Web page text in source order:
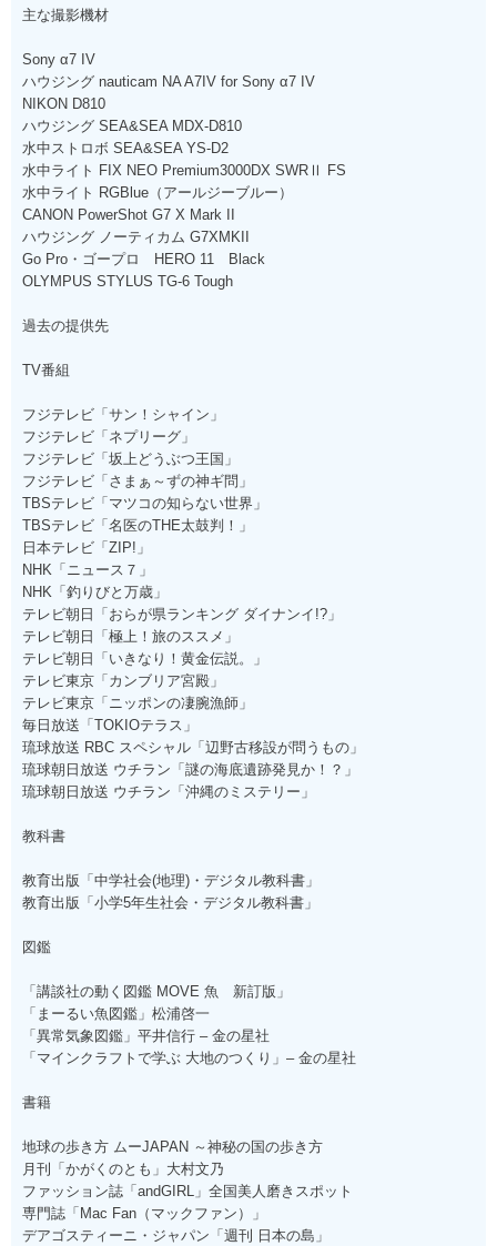
主な撮影機材
Sony α7 IV
ハウジング nauticam NA A7IV for Sony α7 IV
NIKON D810
ハウジング SEA&SEA MDX-D810
水中ストロボ SEA&SEA YS-D2
水中ライト FIX NEO Premium3000DX SWRⅡ FS
水中ライト RGBlue（アールジーブルー）
CANON PowerShot G7 X Mark II
ハウジング ノーティカム G7XMKII
Go Pro・ゴープロ HERO 11 Black
OLYMPUS STYLUS TG-6 Tough
過去の提供先
TV番組
フジテレビ「サン！シャイン」
フジテレビ「ネプリーグ」
フジテレビ「坂上どうぶつ王国」
フジテレビ「さまぁ～ずの神ギ問」
TBSテレビ「マツコの知らない世界」
TBSテレビ「名医のTHE太鼓判！」
日本テレビ「ZIP!」
NHK「ニュース７」
NHK「釣りびと万歳」
テレビ朝日「おらが県ランキング ダイナンイ!?」
テレビ朝日「極上！旅のススメ」
テレビ朝日「いきなり！黄金伝説。」
テレビ東京「カンブリア宮殿」
テレビ東京「ニッポンの凄腕漁師」
毎日放送「TOKIOテラス」
琉球放送 RBC スペシャル「辺野古移設が問うもの」
琉球朝日放送 ウチラン「謎の海底遺跡発見か！？」
琉球朝日放送 ウチラン「沖縄のミステリー」
教科書
教育出版「中学社会(地理)・デジタル教科書」
教育出版「小学5年生社会・デジタル教科書」
図鑑
「講談社の動く図鑑 MOVE 魚 新訂版」
「まーるい魚図鑑」松浦啓一
「異常気象図鑑」平井信行 – 金の星社
「マインクラフトで学ぶ 大地のつくり」– 金の星社
書籍
地球の歩き方 ムーJAPAN ～神秘の国の歩き方
月刊「かがくのとも」大村文乃
ファッション誌「andGIRL」全国美人磨きスポット
専門誌「Mac Fan（マックファン）」
デアゴスティーニ・ジャパン「週刊 日本の島」